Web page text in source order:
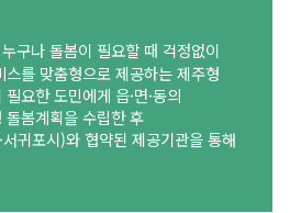
구나 돌봄이 필요할 때 걱정없이
를 맞춤형으로 제공하는 제주형
필요한 도민에게 읍·면·동의
봄계획을 수립한 후
귀포시)와 협약된 제공기관을 통해